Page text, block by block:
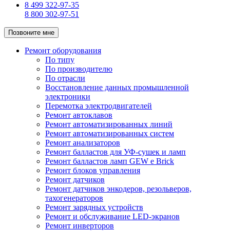
8 499 322-97-35
8 800 302-97-51
Позвоните мне
Ремонт оборудования
По типу
По производителю
По отрасли
Восстановление данных промышленной
электроники
Перемотка электродвигателей
Ремонт автоклавов
Ремонт автоматизированных линий
Ремонт автоматизированных систем
Ремонт анализаторов
Ремонт балластов для УФ-сушек и ламп
Ремонт балластов ламп GEW e Brick
Ремонт блоков управления
Ремонт датчиков
Ремонт датчиков энкодеров, резольверов,
тахогенераторов
Ремонт зарядных устройств
Ремонт и обслуживание LED-экранов
Ремонт инверторов